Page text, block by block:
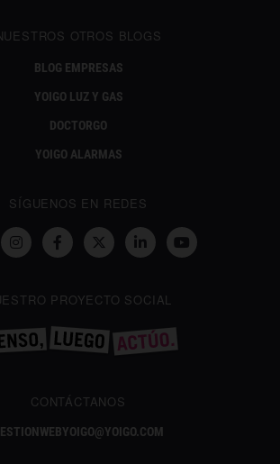
OTROS BLOGS
BLOG EMPRESAS
YOIGO LUZ Y GAS
DOCTORGO
YOIGO ALARMAS
SÍGUENOS EN REDES
PROYECTO SOCIAL
CONTÁCTANOS